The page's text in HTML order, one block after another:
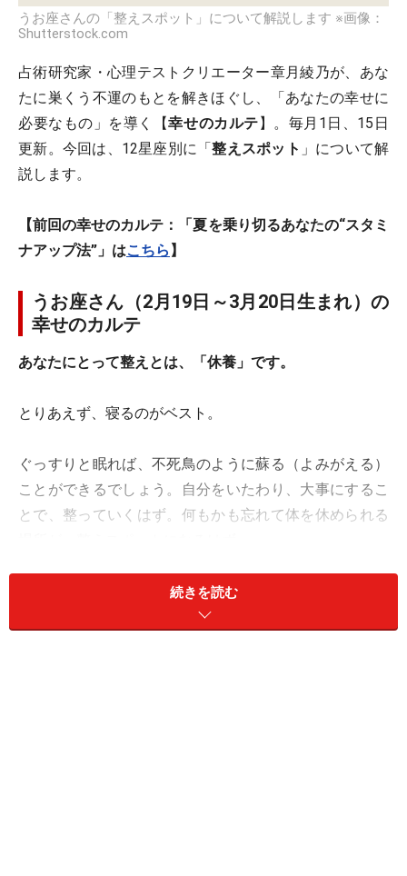
うお座さんの「整えスポット」について解説します ※画像：
Shutterstock.com
占術研究家・心理テストクリエーター章月綾乃が、あな
たに巣くう不運のもとを解きほぐし、「あなたの幸せに
必要なもの」を導く【幸せのカルテ】。毎月1日、15日
更新。今回は、12星座別に「整えスポット 」について解
説します。
【前回の幸せのカルテ：「夏を乗り切るあなたの“スタミ
ナアップ法”」はこちら 】
うお座さん（2月19日～3月20日生まれ）の
幸せのカルテ
あなたにとって整えとは、「休養」です。
とりあえず、寝るのがベスト。
ぐっすりと眠れば、不死鳥のように蘇る（よみがえる）
ことができるでしょう。自分をいたわり、大事にするこ
とで、整っていくはず。何もかも忘れて体を休められる
寝ても寝ても寝足りないことが起こりやすいはず。
続きを読む